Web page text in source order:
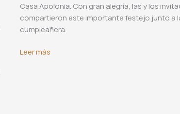
Casa Apolonia. Con gran alegría, las y los
compartieron este importante festejo junto a
cumpleañera.
Cumpleaños
Leer más